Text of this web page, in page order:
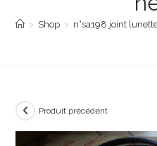
> Shop > n°sa198 joint
Produit précédent